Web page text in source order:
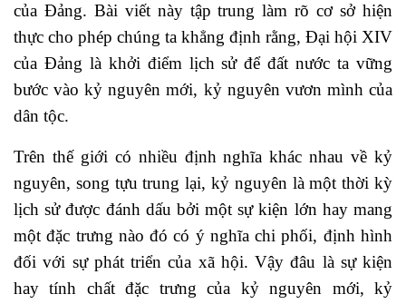
của Đảng. Bài viết này tập trung làm rõ cơ sở hiện
thực cho phép chúng ta khẳng định rằng, Đại hội XIV
của Đảng là khởi điểm lịch sử để đất nước ta vững
bước vào kỷ nguyên mới, kỷ nguyên vươn mình của
dân tộc.
Trên thế giới có nhiều định nghĩa khác nhau về kỷ
nguyên, song tựu trung lại, kỷ nguyên là một thời kỳ
lịch sử được đánh dấu bởi một sự kiện lớn hay mang
một đặc trưng nào đó có ý nghĩa chi phối, định hình
đối với sự phát triển của xã hội. Vậy đâu là sự kiện
hay tính chất đặc trưng của kỷ nguyên mới, kỷ